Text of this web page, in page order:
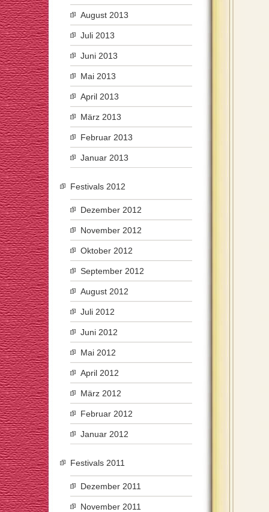
August 2013
Juli 2013
Juni 2013
Mai 2013
April 2013
März 2013
Februar 2013
Januar 2013
Festivals 2012
Dezember 2012
November 2012
Oktober 2012
September 2012
August 2012
Juli 2012
Juni 2012
Mai 2012
April 2012
März 2012
Februar 2012
Januar 2012
Festivals 2011
Dezember 2011
November 2011